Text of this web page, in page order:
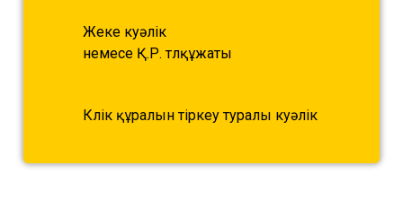
Жеке куәлік
немесе Қ.Р. төлқұжаты
Көлік құралын тіркеу туралы куәлік